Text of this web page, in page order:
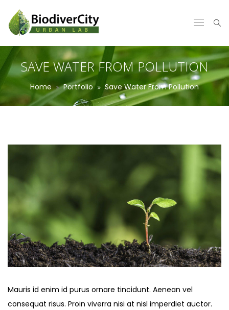
SAVE WATER FROM POLLUTION
Home Portfolio Save Water From Pollution
Mauris id enim id purus ornare tincidunt. Aenean vel
consequat risus. Proin viverra nisi at nisl imperdiet auctor.